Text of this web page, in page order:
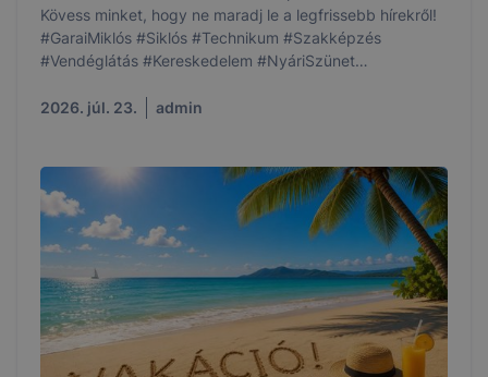
Kövess minket, hogy ne maradj le a legfrissebb hírekről!
#GaraiMiklós #Siklós #Technikum #Szakképzés
#Vendéglátás #Kereskedelem #NyáriSzünet
2026. júl. 23.
admin